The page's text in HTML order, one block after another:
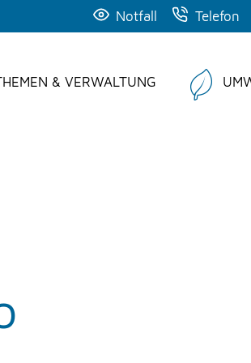
Notfall Telefon
& VERWALTUNG